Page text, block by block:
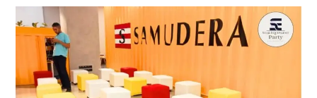
KOTAK
BEKASI